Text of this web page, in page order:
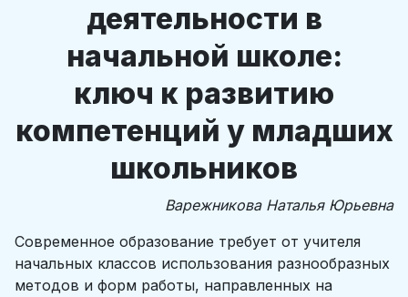
деятельности в
начальной школе:
ключ к развитию
компетенций у младших
школьников
Варежникова Наталья Юрьевна
Современное образование требует от учителя
начальных классов использования разнообразных
методов и форм работы, направленных на